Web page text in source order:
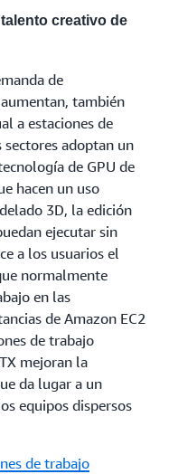
creativo de
de
también
a estaciones de
adoptan un
de GPU de
hacen un uso
3D, la edición
ejecutar sin
a los usuarios el
normalmente
en las
de Amazon EC2
de trabajo
mejoran la
da lugar a un
equipos dispersos
de trabajo